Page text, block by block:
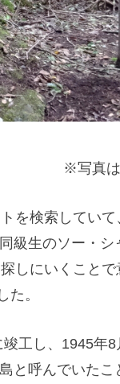
※写真
を検索していて
級生のソー・シ
しにいくこと
。
工し、1945年8
と呼んでいたこ